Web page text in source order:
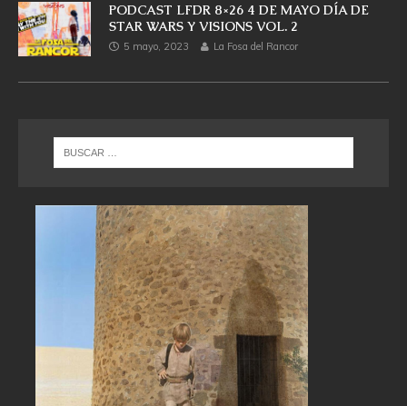
PODCAST LFDR 8×26 4 DE MAYO DÍA DE
STAR WARS Y VISIONS VOL. 2
5 mayo, 2023 La Fosa del Rancor